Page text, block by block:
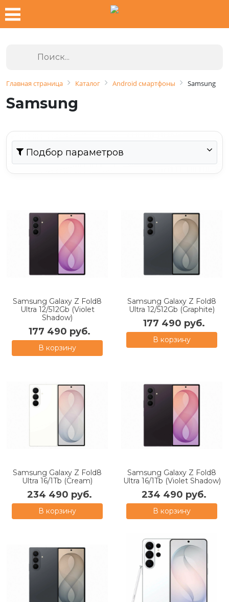
Главная страница Каталог Android смартфоны Samsung
Samsung
Подбор параметров
Samsung Galaxy Z Fold8
Ultra 12/512Gb (Violet
Shadow)
177 490 руб.
В корзину
Samsung Galaxy Z Fold8
Ultra 12/512Gb (Graphite)
177 490 руб.
В корзину
Samsung Galaxy Z Fold8
Ultra 16/1Tb (Cream)
234 490 руб.
В корзину
Samsung Galaxy Z Fold8
Ultra 16/1Tb (Violet Shadow)
234 490 руб.
В корзину